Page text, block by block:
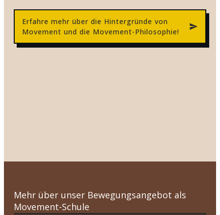
Erfahre mehr über die Hintergründe von
Movement und die Movement-Philosophie!
Mehr über unser Bewegungsangebot als
Movement-Schule